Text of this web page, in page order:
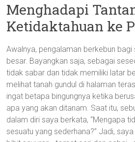
Menghadapi
Ketidaktahuan ke
Awalnya, pengalaman berkebun
besar. Bayangkan saja, sebagai
tidak sabar dan tidak memiliki latar
melihat tanah gundul di halaman
ingat betapa bingungnya ketika
apa yang akan ditanam. Saat itu,
dalam diri saya berkata, “Mengapa
sesuatu yang sederhana?” Jadi,